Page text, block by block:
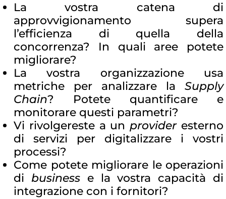
La vostra catena di
approvvigionamento supera
l’efficienza di quella della
concorrenza? In quali aree potete
migliorare?
La vostra organizzazione usa
metriche per analizzare la Supply
Chain? Potete quantificare e
monitorare questi parametri?
Vi rivolgereste a un provideresterno
di servizi per digitalizzare i vostri
processi?
Come potete migliorare le operazioni
di businesse la vostra capacità di
integrazione con i fornitori?